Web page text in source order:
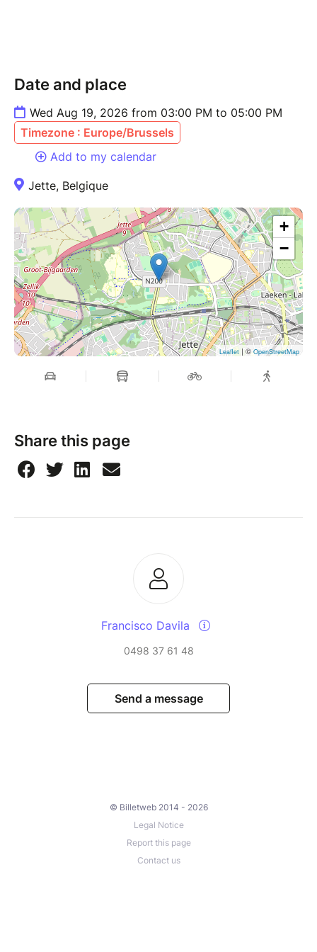
Date and place
Wed Aug 19, 2026 from 03:00 PM to 05:00 PM
Timezone : Europe/Brussels
Add to my calendar
Jette, Belgique
+
−
Leaflet | ©OpenStreetMap
Share this page
Francisco Davila
0498 37 61 48
Send a message
© Billetweb 2014 - 2026
Legal Notice
Report this page
Contact us